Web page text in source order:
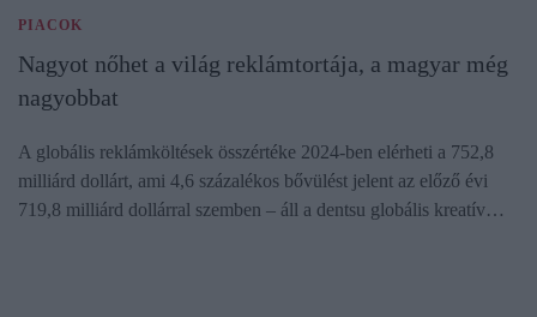
PIACOK
Nagyot nőhet a világ reklámtortája, a magyar még
nagyobbat
A globális reklámköltések összértéke 2024-ben elérheti a 752,8
milliárd dollárt, ami 4,6 százalékos bővülést jelent az előző évi
719,8 milliárd dollárral szemben – áll a dentsu globális kreatív…